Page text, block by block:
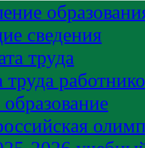
сведения
труда
труда